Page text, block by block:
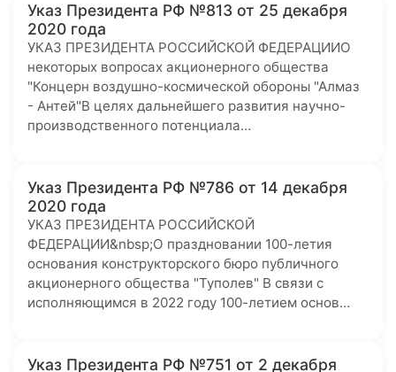
Указ Президента РФ №813 от 25 декабря
2020 года
УКАЗ ПРЕЗИДЕНТА РОССИЙСКОЙ ФЕДЕРАЦИИО
некоторых вопросах акционерного общества
"Концерн воздушно-космической обороны "Алмаз
- Антей"В целях дальнейшего развития научно-
производственного потенциала…
Указ Президента РФ №786 от 14 декабря
2020 года
УКАЗ ПРЕЗИДЕНТА РОССИЙСКОЙ
ФЕДЕРАЦИИ&nbsp;О праздновании 100-летия
основания конструкторского бюро публичного
акционерного общества "Туполев" В связи с
исполняющимся в 2022 году 100-летием основ…
Указ Президента РФ №751 от 2 декабря